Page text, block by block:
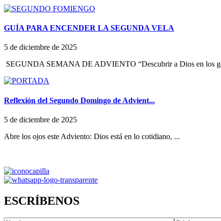
GUÍA PARA ENCENDER LA SEGUNDA VELA
5 de diciembre de 2025
SEGUNDA SEMANA DE ADVIENTO “Descubrir a Dios en los
Reflexión del Segundo Domingo de Advient...
5 de diciembre de 2025
Abre los ojos este Adviento: Dios está en lo cotidiano, ...
ESCRÍBENOS